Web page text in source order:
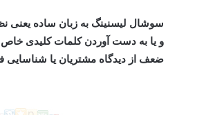
سوشال لیسنینگ به زبان ساده یعنی
و یا به دست آوردن کلمات کلیدی
ضعف از دیدگاه مشتریان یا